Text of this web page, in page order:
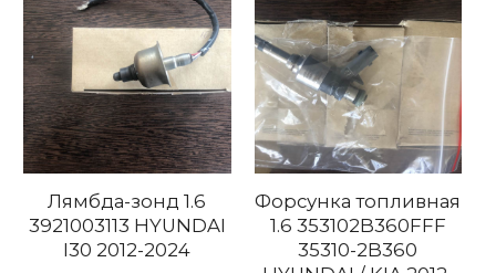
Лямбда-зонд 1.6
3921003113 HYUNDAI
I30 2012-2024
Форсунка топливная
1.6 353102B360FFF
35310-2B360